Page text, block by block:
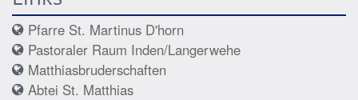
Pfarre St. Martinus D'horn
Pastoraler Raum Inden/Langerwehe
Matthiasbruderschaften
Abtei St. Matthias